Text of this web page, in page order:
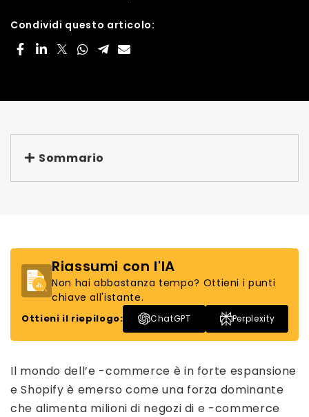
Condividi questo articolo:
Sommario
Riassumi con l'IA
Non hai abbastanza tempo? Ottieni i punti
chiave all'istante.
Ottieni il riepilogo: ChatGPT Perplexity
Il mondo dell’e -commerce è in forte espansione
e Shopify è emerso come una forza dominante
che alimenta milioni di negozi di e -commerce